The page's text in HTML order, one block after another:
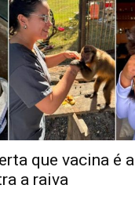
que vacina é
a raiva